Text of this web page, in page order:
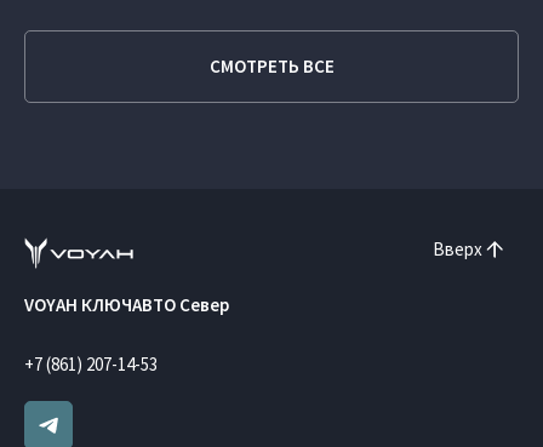
СМОТРЕТЬ ВСЕ
Вверх
VOYAH КЛЮЧАВТО Север
+7 (861) 207-14-53